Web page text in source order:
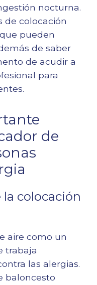
nocturna.
de colocación
pueden
de saber
de acudir a
para
de
la colocación
aire como un
trabaja
las alergias.
baloncesto